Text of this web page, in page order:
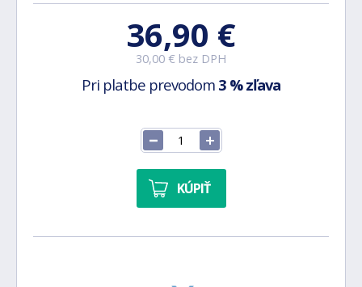
36,90 €
30,00 € bez DPH
Pri platbe prevodom 3 % zľava
KÚPIŤ